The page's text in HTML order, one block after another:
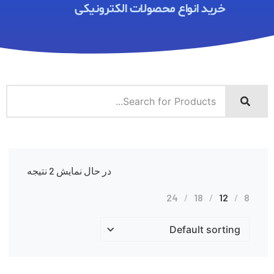
خرید انواع محصولات الکترونیکی ​
در حال نمایش 2 نتیجه
12
18
24